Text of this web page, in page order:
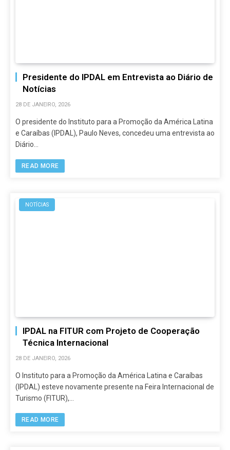
Presidente do IPDAL em Entrevista ao Diário de
Notícias
28 DE JANEIRO, 2026
O presidente do Instituto para a Promoção da América Latina
e Caraíbas (IPDAL), Paulo Neves, concedeu uma entrevista ao
Diário…
READ MORE
NOTÍCIAS
IPDAL na FITUR com Projeto de Cooperação
Técnica Internacional
28 DE JANEIRO, 2026
O Instituto para a Promoção da América Latina e Caraíbas
(IPDAL) esteve novamente presente na Feira Internacional de
Turismo (FITUR),…
READ MORE